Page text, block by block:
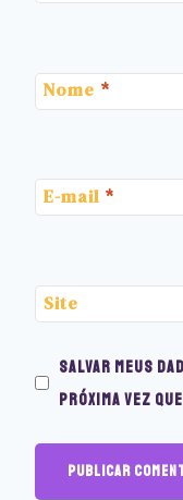
Nome *
E-mail *
Site
Salvar meus
próxima vez